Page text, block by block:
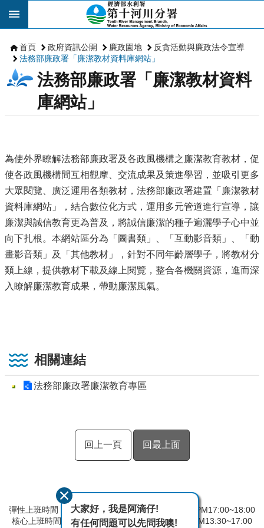
跳到主要內容區塊
首頁 政府資訊公開 廉政園地
反貪活動與廉政法令宣導
法務部廉政署「廉潔教材資料庫網站」
法務部廉政署「廉潔教材資料
庫網站」
為使外界瞭解法務部廉政署及各政風機構之廉潔教育教材，促
使各政風機構間互相觀摩、交流成果及策進學習，並吸引更多
大眾閱覽、廣泛運用各類教材，法務部廉政署建置「廉潔教材
資料庫網站」，結合數位化方式，運用多元管道進行宣導，讓
廉潔與誠信教育更為普及，將誠信廉潔的種子遍灑學子心中並
向下扎根。本網站區分為「圖書類」、「互動影音類」、「動
畫影音類」及「其他教材」，針對不同年齡層學子，將教材分
類上線，提供教材下載及線上閱覽，整合各機關資源，進而深
入瞭解廉潔教育成果，帶動廉潔風氣。
相關連結
法務部廉政署廉潔教育專區
回上一頁 回最上面
彈性上班時間：AM8:00~09:00 彈性下班時間：PM17:00~18:00
核心上班時間：星期一 ~ 星期五 AM08:30~12:30 PM13:30~17:00
大家好，我是阿滴仔!
有任何問題可以先問我噢!